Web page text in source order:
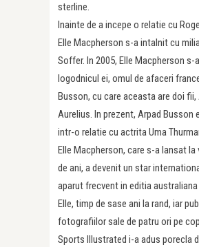
sterline.
Inainte de a incepe o relatie cu
Elle Macpherson s-a intalnit cu
Soffer. In 2005, Elle Macpherson s-
logodnicul ei, omul de afaceri
Busson, cu care aceasta are doi fii,
Aurelius. In prezent, Arpad Busson
intr-o relatie cu actrita Uma
Elle Macpherson, care s-a lansat la
de ani, a devenit un star
aparut frecvent in editia
Elle, timp de sase ani la rand, iar
fotografiilor sale de patru ori pe
Sports Illustrated i-a adus porecla